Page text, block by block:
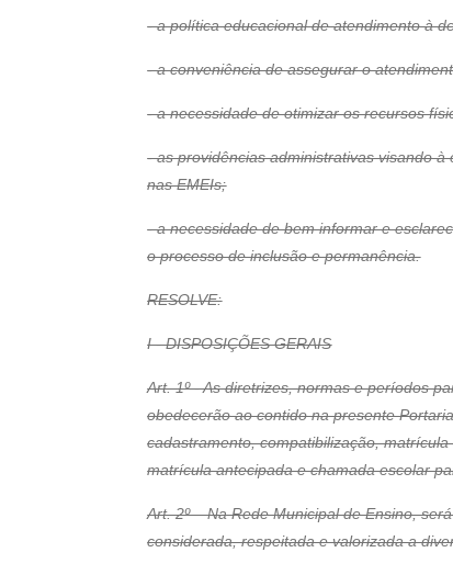
- a política educacional de atendimento à
- a conveniência de assegurar o
- a necessidade de otimizar os recursos
- as providências administrativas visando
nas EMEIs;
- a necessidade de bem informar e
o processo de inclusão e permanência.
RESOLVE:
I - DISPOSIÇÕES GERAIS
Art. 1º - As diretrizes, normas e períodos
obedecerão ao contido na presente
cadastramento, compatibilização,
matrícula antecipada e chamada escolar
Art. 2º – Na Rede Municipal de Ensino,
considerada, respeitada e valorizada a